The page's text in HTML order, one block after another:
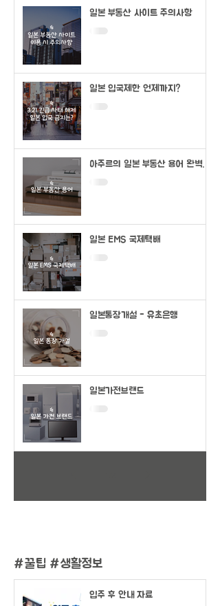
일본 부동산 사이트 주의사항
일본 입국제한 언제까지?
아주르의 일본 부동산 용어 완벽정
일본 EMS 국제택배
일본통장개설 - 유초은행
일본가전브랜드
#꿀팁 #생활정보
입주 후 안내 자료